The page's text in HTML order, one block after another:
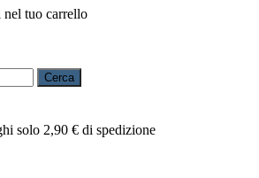
tuo carrello
Cerca
solo 2,90 € di spedizione